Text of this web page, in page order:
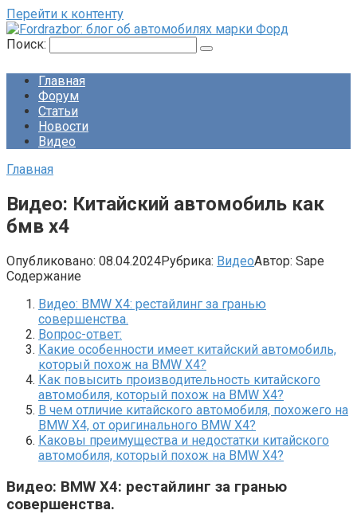
Перейти к контенту
Поиск:
Главная
Форум
Статьи
Новости
Видео
Главная
Видео: Китайский автомобиль как
бмв х4
Опубликовано: 08.04.2024Рубрика: ВидеоАвтор: Sape
Содержание
Видео: BMW X4: рестайлинг за гранью
совершенства.
Вопрос-ответ:
Какие особенности имеет китайский автомобиль,
который похож на BMW X4?
Как повысить производительность китайского
автомобиля, который похож на BMW X4?
В чем отличие китайского автомобиля, похожего на
BMW X4, от оригинального BMW X4?
Каковы преимущества и недостатки китайского
автомобиля, который похож на BMW X4?
Видео: BMW X4: рестайлинг за гранью
совершенства.